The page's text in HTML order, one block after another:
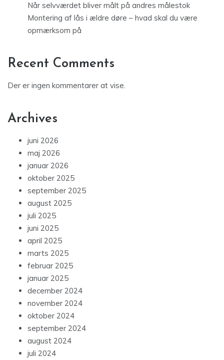
Når selvværdet bliver målt på andres målestok
Montering af lås i ældre døre – hvad skal du være
opmærksom på
Recent Comments
Der er ingen kommentarer at vise.
Archives
juni 2026
maj 2026
januar 2026
oktober 2025
september 2025
august 2025
juli 2025
juni 2025
april 2025
marts 2025
februar 2025
januar 2025
december 2024
november 2024
oktober 2024
september 2024
august 2024
juli 2024